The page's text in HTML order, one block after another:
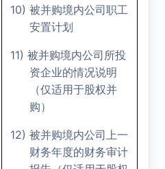
10) 被并购境内公司职工
安置计划
11) 被并购境内公司所投
资企业的情况说明
（仅适用于股权并
购）
12) 被并购境内公司上一
财务年度的财务审计